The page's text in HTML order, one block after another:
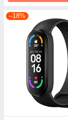
–18%